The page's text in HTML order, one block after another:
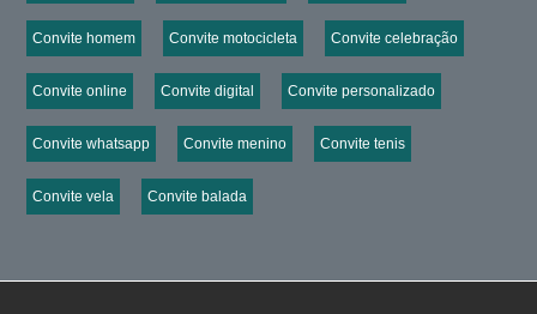
Convite homem Convite motocicleta Convite celebração
Convite online Convite digital Convite personalizado
Convite whatsapp Convite menino Convite tenis
Convite vela Convite balada